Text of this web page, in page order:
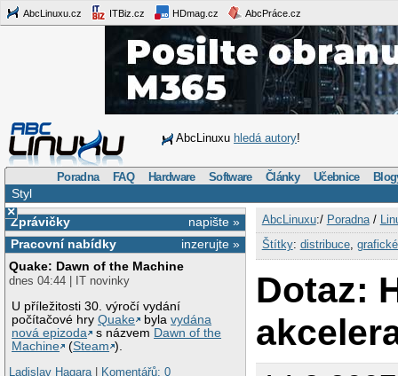
AbcLinuxu.cz ITBiz.cz HDmag.cz AbcPráce.cz
AbcLinuxu hledá autory!
Poradna FAQ Hardware Software Články Učebnice
Styl
×
napište »
Zprávičky
inzerujte »
Pracovní nabídky
Quake: Dawn of the Machine
dnes 04:44 | IT novinky
U příležitosti 30. výročí vydání
počítačové hryQuake bylavydána
nová epizoda
s názvem Dawn of the
Machine
(Steam ).
Ladislav Hagara| Komentářů: 0
AbcLinuxu:/ Poradna/
Štítky: distribuce,
Dotaz: